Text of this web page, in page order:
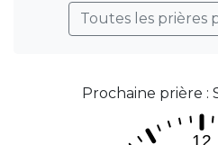
Toutes les prières
Prochaine prière :